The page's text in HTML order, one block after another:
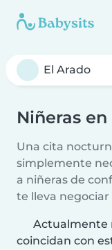
Niñeras
Una cita
simplemente
a niñeras de
te lleva
Actualmente
coincidan con